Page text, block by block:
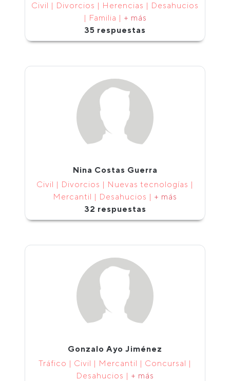
Civil | Divorcios | Herencias | Desahucios
| Familia | + más
35 respuestas
Nina Costas Guerra
Civil | Divorcios | Nuevas tecnologías |
Mercantil | Desahucios | + más
32 respuestas
Gonzalo Ayo Jiménez
Tráfico | Civil | Mercantil | Concursal |
Desahucios | + más